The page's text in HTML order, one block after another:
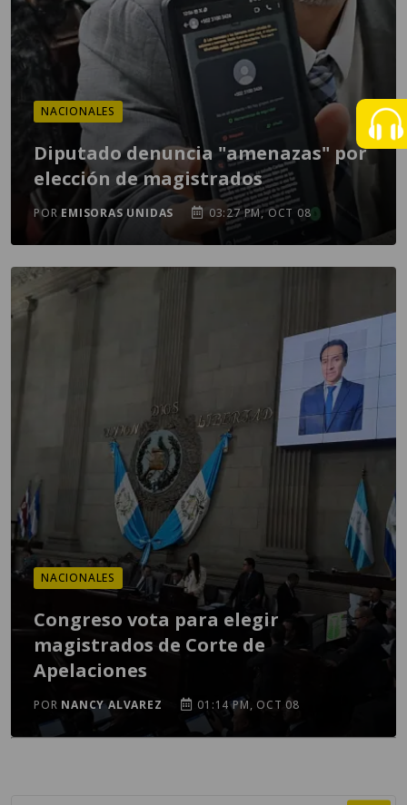
NACIONALES
Diputado denuncia "amenazas" por
elección de magistrados
POR EMISORAS UNIDAS 03:27 PM, OCT 08
NACIONALES
Congreso vota para elegir
magistrados de Corte de
Apelaciones
POR NANCY ALVAREZ 01:14 PM, OCT 08